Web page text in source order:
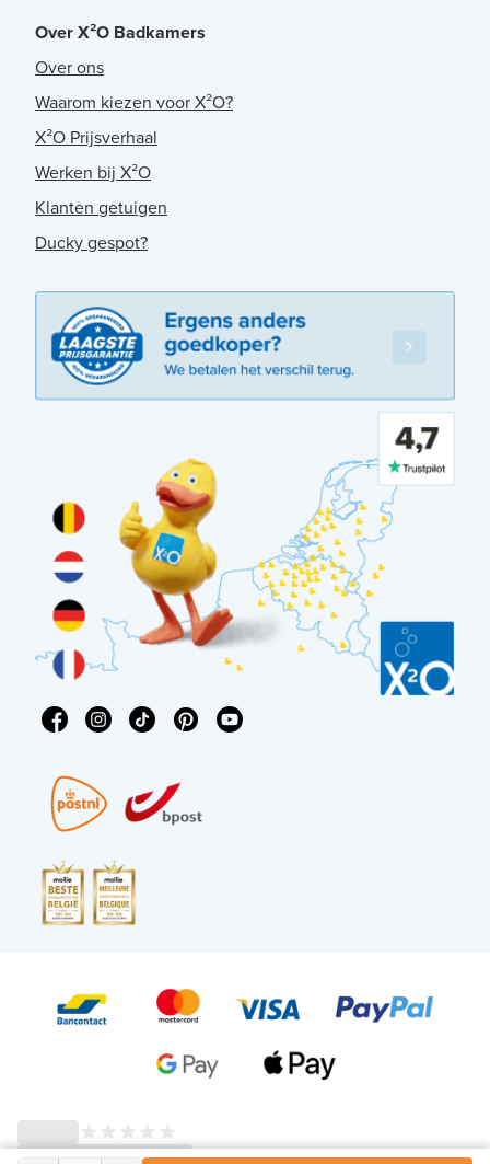
Over X²O Badkamers
Over ons
Waarom kiezen voor X²O?
X²O Prijsverhaal
Werken bij X²O
Klanten getuigen
Ducky gespot?